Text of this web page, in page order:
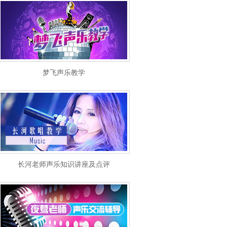
梦飞声乐教学
长河老师声乐知识讲座及点评